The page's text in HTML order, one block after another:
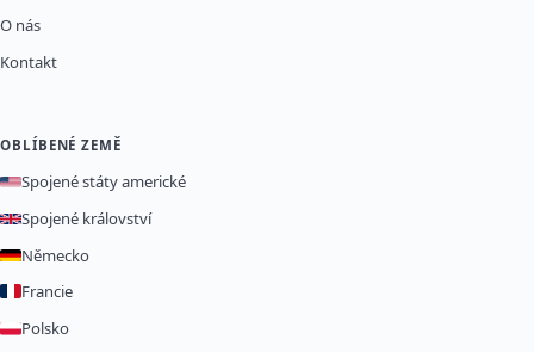
O nás
Kontakt
OBLÍBENÉ ZEMĚ
Spojené státy americké
Spojené království
Německo
Francie
Polsko